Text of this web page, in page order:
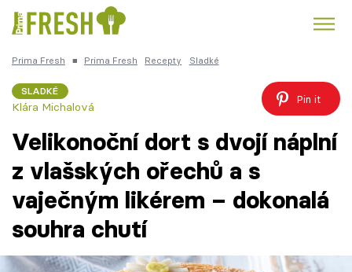
Česká kuchyně
Témata
Prima Fresh ■ Prima Fresh Recepty Sladké
SLADKÉ
Klára Michalová
Pin it
Velikonoční dort s dvojí náplní
z vlašských ořechů a s
vaječným likérem – dokonalá
souhra chutí